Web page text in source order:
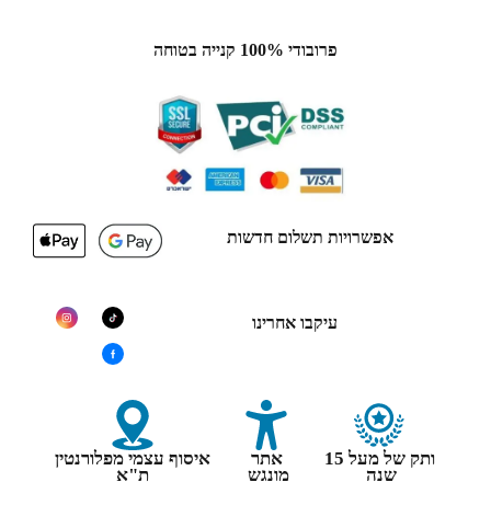
פרובודי 100% קנייה בטוחה
אפשרויות תשלום חדשות
עיקבו אחרינו
ותק של מעל 15
שנה
אתר
מונגש
איסוף עצמי מפלורנטין
ת"א